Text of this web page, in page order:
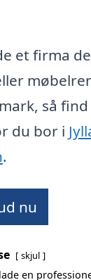
et firma
så find
du bor i
.
nu
skjul
en